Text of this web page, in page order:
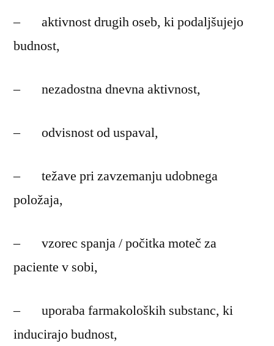
– aktivnost drugih oseb, ki podaljšujejo
budnost,
– nezadostna dnevna aktivnost,
– odvisnost od uspaval,
– težave pri zavzemanju udobnega
položaja,
– vzorec spanja / počitka moteč za
paciente v sobi,
– uporaba farmakoloških substanc, ki
inducirajo budnost,